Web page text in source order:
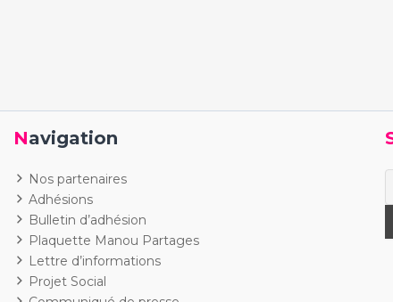
Navigation
Nos partenaires
Adhésions
Bulletin d’adhésion
Plaquette Manou Partages
Lettre d’informations
Projet Social